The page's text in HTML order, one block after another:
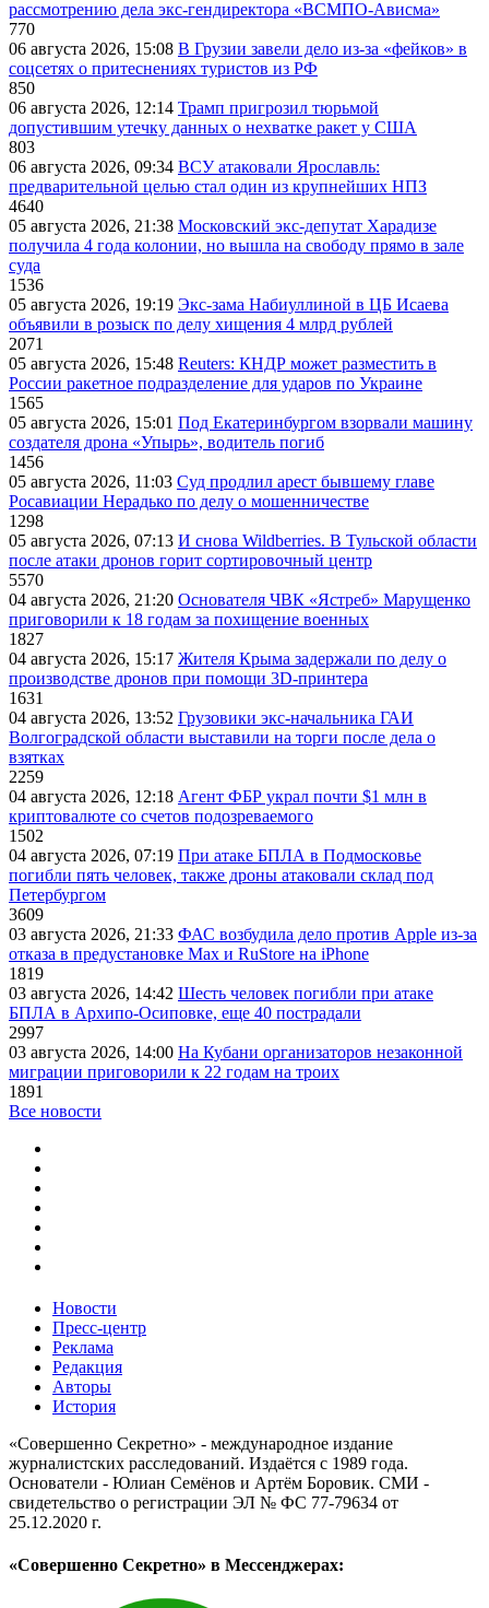
рассмотрению дела экс-гендиректора «ВСМПО-Ависма»
770
06 августа 2026, 15:08 В Грузии завели дело из-за «фейков» в
соцсетях о притеснениях туристов из РФ
850
06 августа 2026, 12:14 Трамп пригрозил тюрьмой
допустившим утечку данных о нехватке ракет у США
803
06 августа 2026, 09:34 ВСУ атаковали Ярославль:
предварительной целью стал один из крупнейших НПЗ
4640
05 августа 2026, 21:38 Московский экс-депутат Харадизе
получила 4 года колонии, но вышла на свободу прямо в зале
суда
1536
05 августа 2026, 19:19 Экс-зама Набиуллиной в ЦБ Исаева
объявили в розыск по делу хищения 4 млрд рублей
2071
05 августа 2026, 15:48 Reuters: КНДР может разместить в
России ракетное подразделение для ударов по Украине
1565
05 августа 2026, 15:01 Под Екатеринбургом взорвали машину
создателя дрона «Упырь», водитель погиб
1456
05 августа 2026, 11:03 Суд продлил арест бывшему главе
Росавиации Нерадько по делу о мошенничестве
1298
05 августа 2026, 07:13 И снова Wildberries. В Тульской области
после атаки дронов горит сортировочный центр
5570
04 августа 2026, 21:20 Основателя ЧВК «Ястреб» Марущенко
приговорили к 18 годам за похищение военных
1827
04 августа 2026, 15:17 Жителя Крыма задержали по делу о
производстве дронов при помощи 3D‑принтера
1631
04 августа 2026, 13:52 Грузовики экс-начальника ГАИ
Волгоградской области выставили на торги после дела о
взятках
2259
04 августа 2026, 12:18 Агент ФБР украл почти $1 млн в
криптовалюте со счетов подозреваемого
1502
04 августа 2026, 07:19 При атаке БПЛА в Подмосковье
погибли пять человек, также дроны атаковали склад под
Петербургом
3609
03 августа 2026, 21:33 ФАС возбудила дело против Apple из-за
отказа в предустановке Max и RuStore на iPhone
1819
03 августа 2026, 14:42 Шесть человек погибли при атаке
БПЛА в Архипо-Осиповке, еще 40 пострадали
2997
03 августа 2026, 14:00 На Кубани организаторов незаконной
миграции приговорили к 22 годам на троих
1891
Все новости
Новости
Пресс-центр
Реклама
Редакция
Авторы
История
«Совершенно Секретно» - международное издание
журналистских расследований. Издаётся с 1989 года.
Основатели - Юлиан Семёнов и Артём Боровик. CМИ -
свидетельство о регистрации ЭЛ № ФС 77-79634 от
25.12.2020 г.
«Совершенно Секретно» в Мессенджерах: